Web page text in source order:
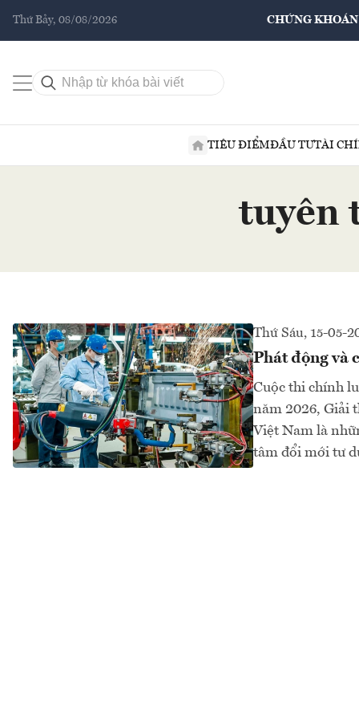
Thứ Bảy, 08/08/2026 CHỨNG KHOÁN
TIÊU ĐIỂMĐẦU TƯTÀI
tuyên
Thứ Sáu, 15-05-
Phát động và
Cuộc thi chính
năm 2026, Giải
Việt Nam là
tâm đổi mới tư